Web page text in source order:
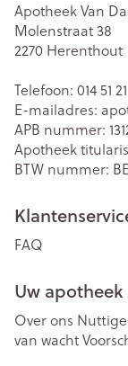
Apotheek Van
Molenstraat 38
2270 Herenthout
Telefoon: 014 51
E-mailadres:
APB nummer:
Apotheek
BTW nummer:
FAQ
Uw apotheek
Over ons
van wacht